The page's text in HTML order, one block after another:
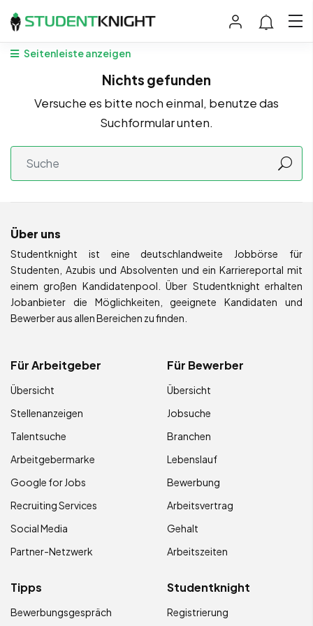
Seitenleiste anzeigen
Nichts gefunden
Versuche es bitte noch einmal, benutze das
Suchformular unten.
Über uns
Studentknight ist eine deutschlandweite Jobbörse für
Studenten, Azubis und Absolventen und ein Karriereportal mit
einem großen Kandidatenpool. Über Studentknight erhalten
Jobanbieter die Möglichkeiten, geeignete Kandidaten und
Bewerber aus allen Bereichen zu finden.
Für Arbeitgeber
Übersicht
Stellenanzeigen
Talentsuche
Arbeitgebermarke
Google for Jobs
Recruiting Services
Social Media
Partner-Netzwerk
Für Bewerber
Übersicht
Jobsuche
Branchen
Lebenslauf
Bewerbung
Arbeitsvertrag
Gehalt
Arbeitszeiten
Tipps
Bewerbungsgespräch
Studentknight
Registrierung